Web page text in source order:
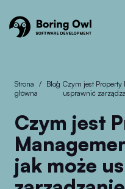
Strona
główna
/ Blog
/ Czym jest Property Management Software i jak może
usprawnić
Czym jest Property
jak może